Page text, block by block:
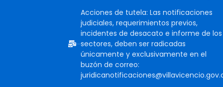
Acciones de tutela: Las notificaciones
judiciales, requerimientos previos,
incidentes de desacato e informe de los
sectores, deben ser radicadas
únicamente y exclusivamente en el
buzón de correo: